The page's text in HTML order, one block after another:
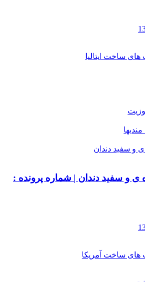
های ساخت ایتالیا
ی و سفید دندان | شماره پرونده :
های ساخت آمریکا